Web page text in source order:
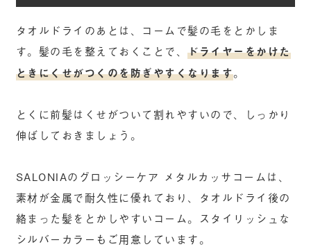
タオルドライのあとは、コームで髪の毛をとかしま
す。髪の毛を整えておくことで、ドライヤーをかけた
ときにくせがつくのを防ぎやすくなります。
とくに前髪はくせがついて割れやすいので、しっかり
伸ばしておきましょう。
SALONIAのグロッシーケア メタルカッサコームは、
素材が金属で耐久性に優れており、タオルドライ後の
絡まった髪をとかしやすいコーム。スタイリッシュな
シルバーカラーもご用意しています。